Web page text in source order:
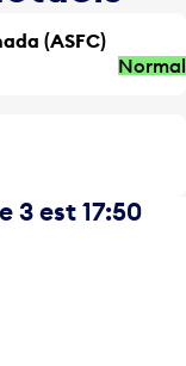
(ASFC)
Normal
3 est 17:50